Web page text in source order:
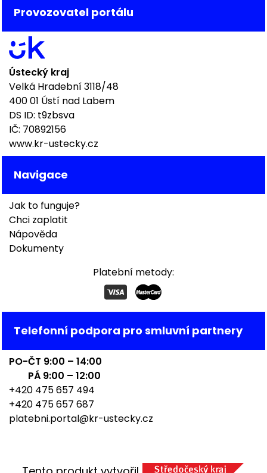
Provozovatel portálu
Ústecký kraj
Velká Hradební 3118/48
400 01 Ústí nad Labem
DS ID: t9zbsva
IČ: 70892156
www.kr-ustecky.cz
Navigace
Jak to funguje?
Chci zaplatit
Nápověda
Dokumenty
Platební metody:
Telefonní podpora pro smluvní partnery
PO-ČT 9:00 – 14:00
PÁ 9:00 – 12:00
+420 475 657 494
+420 475 657 687
platebni.portal@kr-ustecky.cz